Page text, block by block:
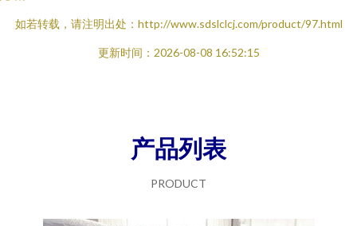
如若转载，请注明出处：http://www.sdslclcj.com/product/97.html
更新时间：2026-08-08 16:52:15
产品列表
PRODUCT